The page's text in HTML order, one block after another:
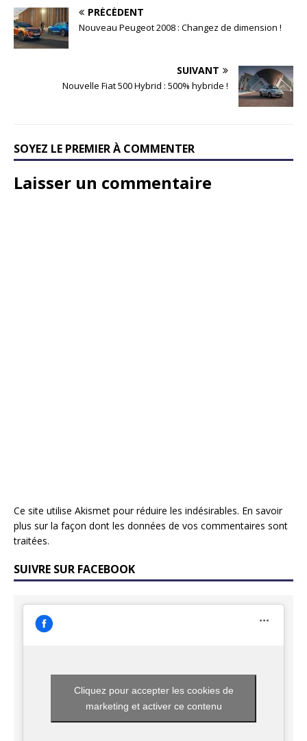
PRÉCÉDENT
Nouveau Peugeot 2008 : Changez de dimension !
SUIVANT
Nouvelle Fiat 500 Hybrid : 500% hybride !
SOYEZ LE PREMIER À COMMENTER
Laisser un commentaire
Ce site utilise Akismet pour réduire les indésirables. En savoir
plus sur la façon dont les données de vos commentaires sont
traitées.
SUIVRE SUR FACEBOOK
Cliquez pour accepter les cookies de
marketing et activer ce contenu